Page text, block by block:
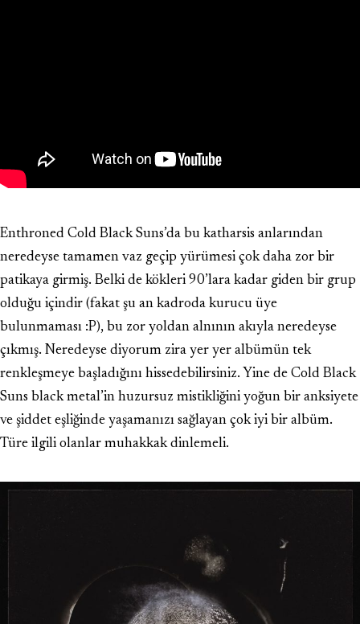
Enthroned Cold Black Suns’da bu katharsis anlarından
neredeyse tamamen vaz geçip yürümesi çok daha zor bir
patikaya girmiş. Belki de kökleri 90’lara kadar giden bir grup
olduğu içindir (fakat şu an kadroda kurucu üye
bulunmaması :P), bu zor yoldan alnının akıyla neredeyse
çıkmış. Neredeyse diyorum zira yer yer albümün tek
renkleşmeye başladığını hissedebilirsiniz. Yine de Cold Black
Suns black metal’in huzursuz mistikliğini yoğun bir anksiyete
ve şiddet eşliğinde yaşamanızı sağlayan çok iyi bir albüm.
Türe ilgili olanlar muhakkak dinlemeli.